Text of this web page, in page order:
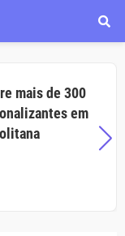
mais de 300
em